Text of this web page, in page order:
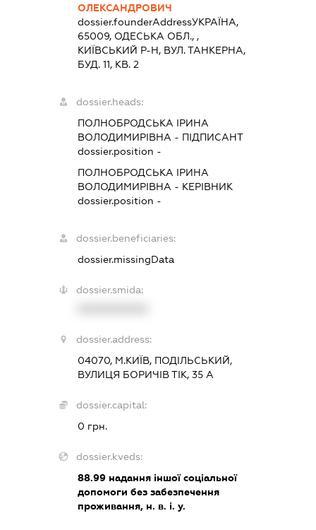
ОЛЕКСАНДРОВИЧ
dossier.founderAddressУКРАЇНА,
65009, ОДЕСЬКА ОБЛ., ,
КИЇВСЬКИЙ Р-Н, ВУЛ. ТАНКЕРНА,
БУД. 11, КВ. 2
dossier.heads:
ПОЛНОБРОДСЬКА ІРИНА
ВОЛОДИМИРІВНА - ПІДПИСАНТ
dossier.position -
ПОЛНОБРОДСЬКА ІРИНА
ВОЛОДИМИРІВНА - КЕРІВНИК
dossier.position -
dossier.beneficiaries:
dossier.missingData
dossier.smida:
dossier.address:
04070, М.КИЇВ, ПОДІЛЬСЬКИЙ,
ВУЛИЦЯ БОРИЧІВ ТІК, 35 А
dossier.capital:
0 грн.
dossier.kveds:
88.99надання іншої соціальної
допомоги без забезпечення
проживання, н. в. і. у.